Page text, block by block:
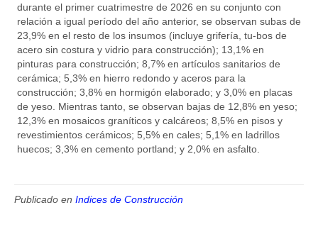
durante el primer cuatrimestre de 2026 en su conjunto con
relación a igual período del año anterior, se observan subas de
23,9% en el resto de los insumos (incluye grifería, tu-bos de
acero sin costura y vidrio para construcción); 13,1% en
pinturas para construcción; 8,7% en artículos sanitarios de
cerámica; 5,3% en hierro redondo y aceros para la
construcción; 3,8% en hormigón elaborado; y 3,0% en placas
de yeso. Mientras tanto, se observan bajas de 12,8% en yeso;
12,3% en mosaicos graníticos y calcáreos; 8,5% en pisos y
revestimientos cerámicos; 5,5% en cales; 5,1% en ladrillos
huecos; 3,3% en cemento portland; y 2,0% en asfalto.
Publicado en Indices de Construcción